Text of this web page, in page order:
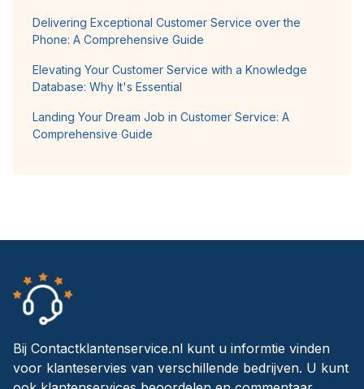
Delivering Exceptional Customer Service over the
Phone: A Comprehensive Guide
Elevating Your Customer Service with a Knowledge
Database: Why It's Essential
Landing Your Dream Job in Customer Service: A
Comprehensive Guide
Bij Contactklantenservice.nl kunt u informtie vinden
voor klanteservies van verschillende bedrijven. U kunt